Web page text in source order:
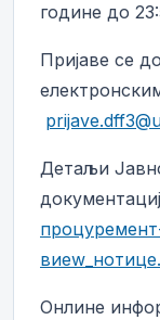
године до
Пријаве се
Детаљи
Онлине